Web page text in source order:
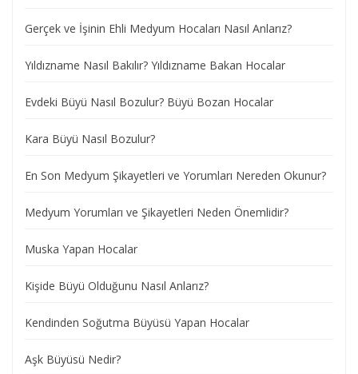
Gerçek ve İşinin Ehli Medyum Hocaları Nasıl Anlarız?
Yıldızname Nasıl Bakılır? Yıldızname Bakan Hocalar
Evdeki Büyü Nasıl Bozulur? Büyü Bozan Hocalar
Kara Büyü Nasıl Bozulur?
En Son Medyum Şikayetleri ve Yorumları Nereden Okunur?
Medyum Yorumları ve Şikayetleri Neden Önemlidir?
Muska Yapan Hocalar
Kişide Büyü Olduğunu Nasıl Anlarız?
Kendinden Soğutma Büyüsü Yapan Hocalar
Aşk Büyüsü Nedir?